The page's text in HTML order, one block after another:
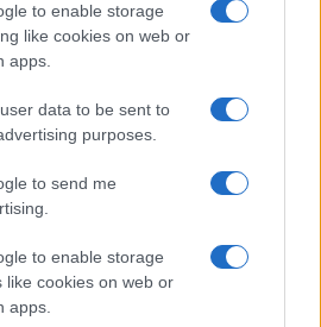
to enable storage
like cookies on web or
apps.
data to be sent to
purposes.
to send me
to enable storage
like cookies on web or
apps.
contro un muretto, un ferito ad
Baia Sardinia, scontro tra auto e
meteo per lunedì 10 agosto